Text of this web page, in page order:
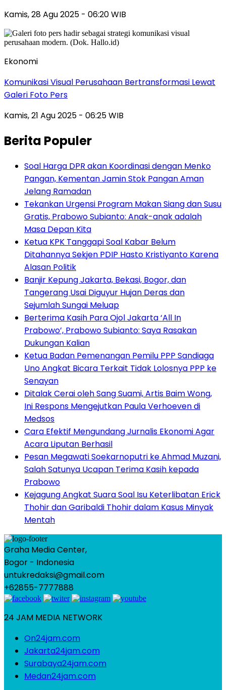
Kamis, 28 Agu 2025 - 06:20 WIB
Ekonomi
Komunikasi Visual Perusahaan Bertransformasi Lewat
Galeri Foto Pers
Kamis, 21 Agu 2025 - 06:25 WIB
Berita Populer
Soal Harga DPR akan Koordinasi dengan Menko
Pangan, Kementan Jamin Stok Pangan Aman
Jelang Ramadan
Tekankan Urgensi Program Makan Siang dan Susu
Gratis, Prabowo Subianto: Anak-anak adalah
Masa Depan Kita
Ketua KPK Tanggapi Soal Kabar Belum
Ditahannya Sekjen PDIP Hasto Kristiyanto Karena
Alasan Politik
Banjir Kepung Jakarta, Bekasi, Bogor, dan
Tangerang Usai Diguyur Hujan Deras dan
Sejumlah Sungai Meluap
Berterima Kasih Para Ojol Jakarta ‘All In
Prabowo’, Prabowo Subianto: Saya Rasakan
Dukungan Kalian
Ketua Badan Pemenangan Pemilu PPP Sandiaga
Uno Angkat Bicara Terkait Tidak Lolosnya PPP ke
Senayan
Ditalak Cerai oleh Sang Suami, Artis Baim Wong,
Ini Respons Mengejutkan Paula Verhoeven di
Medsos
Cara Efektif Mengundang Jurnalis Ekonomi Agar
Acara Liputan Berhasil
Pesan Megawati Soekarnoputri ke Ahmad Muzani,
Salah Satunya Ucapan Terima Kasih kepada
Prabowo
Kejagung Angkat Suara Soal Isu Keterlibatan Erick
Thohir dan Garibaldi Thohir dalam Kasus Minyak
Mentah
Graha Media Center,
Bogor - Indonesia
untukredaksi@gmail.com
+62855-7777888
24 JAM MEDIA NETWORK
On24jam.com
Jakarta24jam.com
Surabaya24jam.com
Medan24jam.com